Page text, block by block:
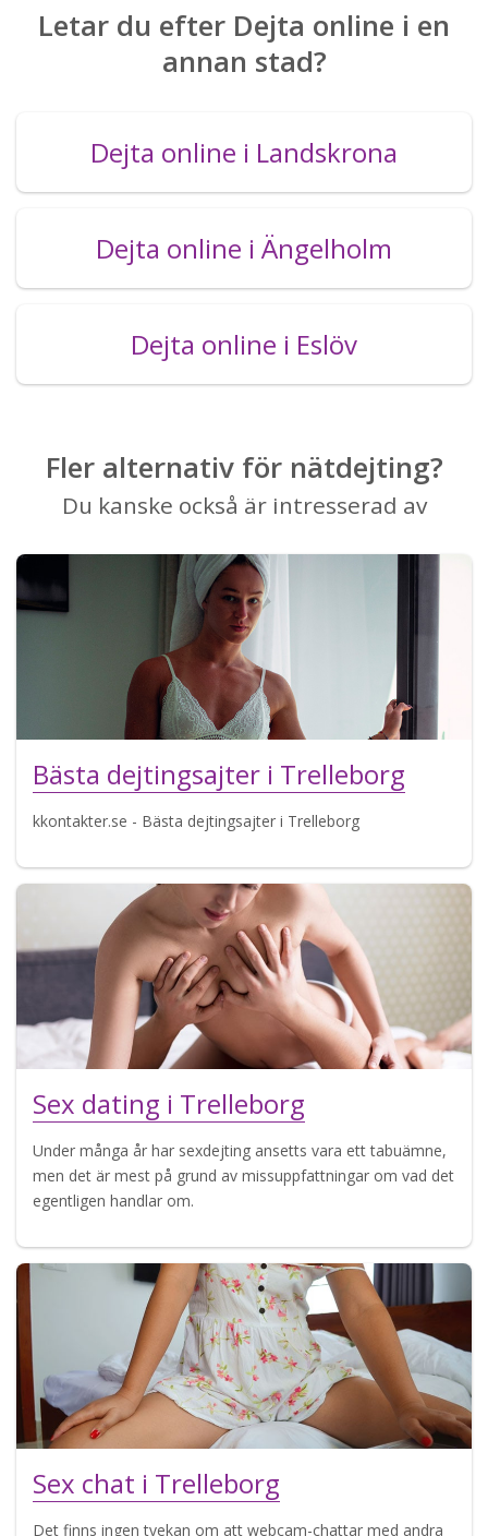
Letar du efter Dejta online i en
annan stad?
Dejta online i Landskrona
Dejta online i Ängelholm
Dejta online i Eslöv
Fler alternativ för nätdejting?
Du kanske också är intresserad av
Bästa dejtingsajter i Trelleborg
kkontakter.se - Bästa dejtingsajter i Trelleborg
Sex dating i Trelleborg
Under många år har sexdejting ansetts vara ett tabuämne,
men det är mest på grund av missuppfattningar om vad det
egentligen handlar om.
Sex chat i Trelleborg
Det finns ingen tvekan om att webcam-chattar med andra